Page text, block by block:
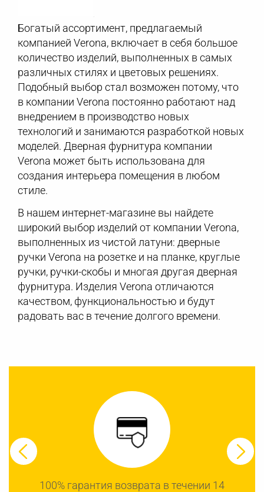
Богатый ассортимент, предлагаемый
компанией Verona, включает в себя большое
количество изделий, выполненных в самых
различных стилях и цветовых решениях.
Подобный выбор стал возможен потому, что
в компании Verona постоянно работают над
внедрением в производство новых
технологий и занимаются разработкой новых
моделей. Дверная фурнитура компании
Verona может быть использована для
создания интерьера помещения в любом
стиле.
В нашем интернет-магазине вы найдете
широкий выбор изделий от компании Verona,
выполненных из чистой латуни: дверные
ручки Verona на розетке и на планке, круглые
ручки, ручки-скобы и многая другая дверная
фурнитура. Изделия Verona отличаются
качеством, функциональностью и будут
радовать вас в течение долгого времени.
100% гарантия возврата в течении 14